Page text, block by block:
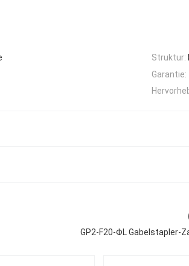
Struktur:
Garantie:
GP2-F20-ΦL Gabelstapler-